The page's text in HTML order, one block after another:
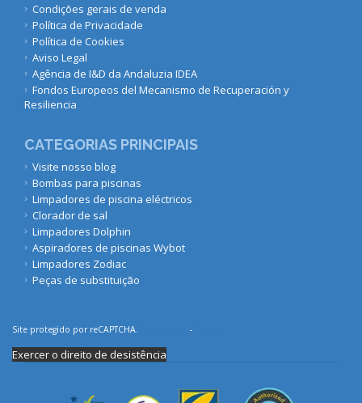
Condições gerais de venda
Política de Privacidade
Política de Cookies
Aviso Legal
Agência de I&D da Andaluzia IDEA
Fondos Europeos del Mecanismo de Recuperación y
Resiliencia
CATEGORIAS PRINCIPAIS
Visite nosso blog
Bombas para piscinas
Limpadores de piscina eléctricos
Clorador de sal
Limpadores Dolphin
Aspiradores de piscinas Wybot
Limpadores Zodiac
Peças de substituição
Site protegido por reCAPTCHA. -
Exercer o direito de desistência